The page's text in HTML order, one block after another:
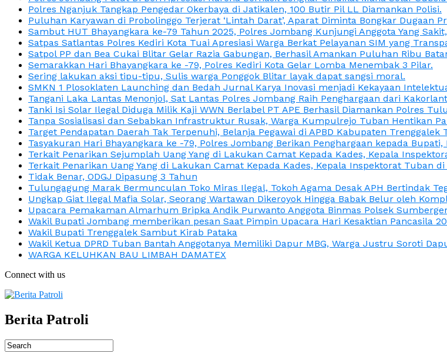
Polres Nganjuk Tangkap Pengedar Okerbaya di Jatikalen, 100 Butir Pil LL Diamankan Polisi.
Puluhan Karyawan di Probolinggo Terjerat ‘Lintah Darat’, Aparat Diminta Bongkar Dugaan
Sambut HUT Bhayangkara ke-79 Tahun 2025, Polres Jombang Kunjungi Anggota Yang
Satpas Satlantas Polres Kediri Kota Tuai Apresiasi Warga Berkat Pelayanan SIM yang
Satpol PP dan Bea Cukai Blitar Gelar Razia Gabungan, Berhasil Amankan Puluhan Ribu
Semarakkan Hari Bhayangkara ke -79, Polres Kediri Kota Gelar Lomba Menembak 3 Pilar.
Sering lakukan aksi tipu-tipu, Sulis warga Ponggok Blitar layak dapat sangsi moral.
SMKN 1 Plosoklaten Launching dan Bedah Jurnal Karya Inovasi menjadi Kekayaan
Tangani Laka Lantas Menonjol, Sat Lantas Polres Jombang Raih Penghargaan dari
Tanki Isi Solar Ilegal Diduga Milik Kaji WWN Berlabel PT APE Berhasil Diamankan Polres
Tanpa Sosialisasi dan Sebabkan Infrastruktur Rusak, Warga Kumpulrejo Tuban Hentikan
Target Pendapatan Daerah Tak Terpenuhi, Belanja Pegawai di APBD Kabupaten Trenggalek
Tasyakuran Hari Bhayangkara ke -79, Polres Jombang Berikan Penghargaan kepada
Terkait Penarikan Sejumplah Uang Yang di Lakukan Camat Kepada Kades, Kepala
Terkait Penarikan Uang Yang di Lakukan Camat Kepada Kades, Kepala Inspektorat Tuban
Tidak Benar, ODGJ Dipasung 3 Tahun
Tulungagung Marak Bermunculan Toko Miras Ilegal, Tokoh Agama Desak APH Bertindak
Ungkap Giat Ilegal Mafia Solar, Seorang Wartawan Dikeroyok Hingga Babak Belur oleh
Upacara Pemakaman Almarhum Bripka Andik Purwanto Anggota Binmas Polsek
Wakil Bupati Jombang memberikan pesan Saat Pimpin Upacara Hari Kesaktian Pancasila
Wakil Bupati Trenggalek Sambut Kirab Pataka
Wakil Ketua DPRD Tuban Bantah Anggotanya Memiliki Dapur MBG, Warga Justru Soroti
WARGA KELUHKAN BAU LIMBAH DAMATEX
Connect with us
Berita Patroli